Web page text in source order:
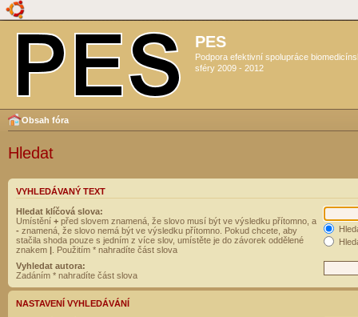
PES
Podpora efektivní spolupráce
sféry 2009 - 2012
Obsah fóra
Hledat
VYHLEDÁVANÝ TEXT
Hledat klíčová slova:
Umístění + před slovem znamená, že slovo musí být ve výsledku přítomno, a
- znamená, že slovo nemá být ve výsledku přítomno. Pokud chcete, aby
stačila shoda pouze s jedním z více slov, umístěte je do závorek oddělené
znakem | . Použitím * nahradíte část slova
Vyhledat autora:
Zadáním * nahradíte část slova
NASTAVENÍ VYHLEDÁVÁNÍ